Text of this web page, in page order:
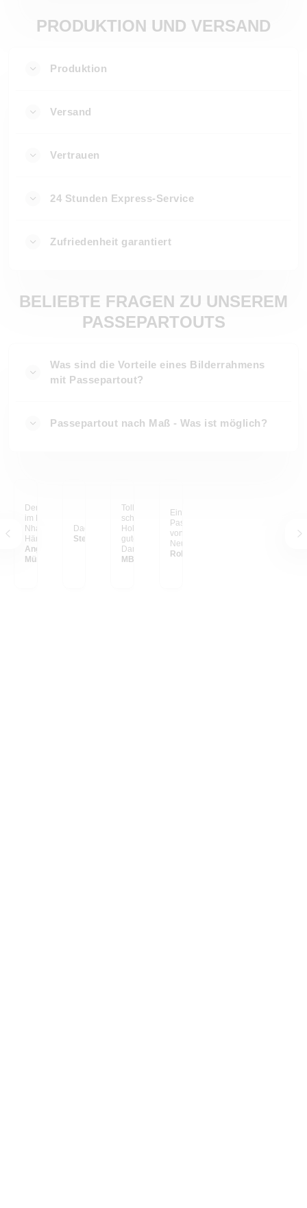
PRODUKTION UND VERSAND
Produktion
Versand
Vertrauen
24 Stunden Express-Service
Zufriedenheit garantiert
BELIEBTE FRAGEN ZU UNSEREM
PASSEPARTOUTS
Was sind die Vorteile eines Bilderrahmens
mit Passepartout?
Passepartout nach Maß - Was ist möglich?
Der Ho-Chi-Minh-Pfad
im Nationalpark Phong-
Nha-Ke-Bang, Vietnam.
Hängt am Esstisch.
Angelina & Sergej aus
München
Dades-Tal, Marrokko
Stefan aus Zürich
Tolles s/w Foto in einem
schwarzen
Holzrahmen. Super
gute Qualität! Vielen
Dank myposter
MB aus Frankfurt
Ein gerahmtes Bild mit
Passepartout. Ein Motiv
von meiner
Neuseeland Reise.
Robert Schäfer